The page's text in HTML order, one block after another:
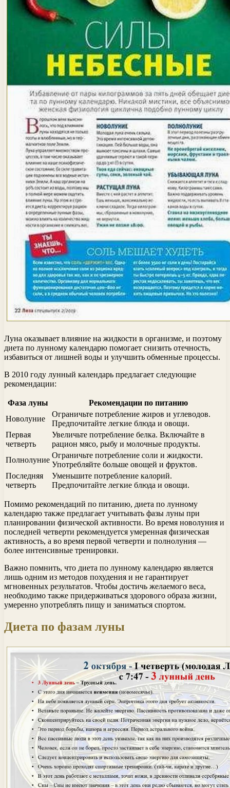
Луна оказывает влияние на жидкости в организме, и поэтому
диета по лунному календарю помогает снизить отечность,
избавиться от лишней воды и улучшить обменные процессы.
В 2010 году лунный календарь предлагает следующие
рекомендации:
Фаза луны
Рекомендации по питанию
Новолуние
Ограничьте потребление жиров и углеводов.
Предпочитайте легкие блюда и овощи.
Первая
четверть
Увеличьте потребление белка. Включайте в
рацион мясо, рыбу и молочные продукты.
Полнолуние
Ограничьте потребление соли и жидкости.
Употребляйте больше овощей и фруктов.
Последняя
четверть
Уменьшите потребление калорий.
Предпочитайте легкие блюда и овощи.
Помимо рекомендаций по питанию, диета по лунному
календарю также предлагает учитывать фазы луны при
планировании физической активности. Во время новолуния и
последней четверти рекомендуется умеренная физическая
активность, а во время первой четверти и полнолуния —
более интенсивные тренировки.
Важно помнить, что диета по лунному календарю является
лишь одним из методов похудения и не гарантирует
мгновенных результатов. Чтобы достичь желаемого веса,
необходимо также придерживаться здорового образа жизни,
умеренно употреблять пищу и заниматься спортом.
Диета по фазам луны